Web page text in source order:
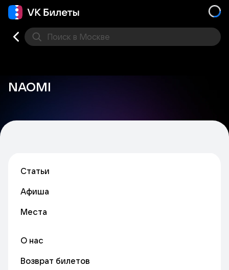
Поиск в Москве
NAOMI
Статьи
Афиша
Места
О нас
Возврат билетов